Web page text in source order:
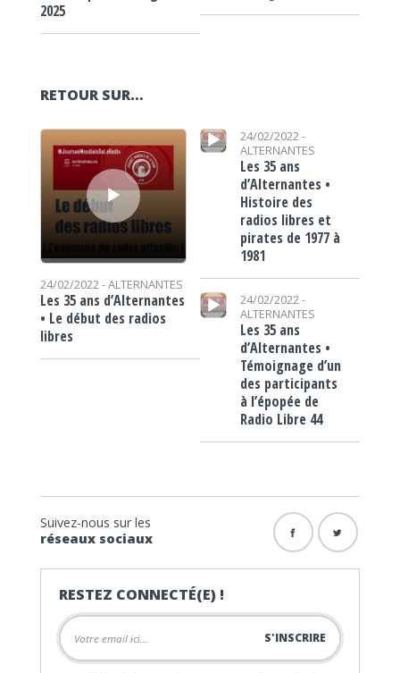
2025
RETOUR SUR…
Lecteur audio
24/02/2022 -ALTERNANTES
Les 35 ans d’Alternantes
• Le début des radios
libres
Lecteur audio
24/02/2022 -
ALTERNANTES
Les 35 ans
d’Alternantes •
Histoire des
radios libres et
pirates de 1977 à
1981
Lecteur audio
24/02/2022 -
ALTERNANTES
Les 35 ans
d’Alternantes •
Témoignage d’un
des participants
à l’épopée de
Radio Libre 44
Suivez-nous sur les
réseaux sociaux
RESTEZ CONNECTÉ(E) !